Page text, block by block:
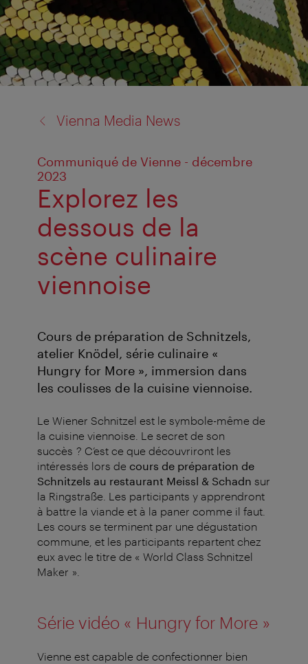
Vienna Media News
Communiqué de Vienne - décembre
2023
Explorez les
dessous de la
scène culinaire
viennoise
Cours de préparation de Schnitzels,
atelier Knödel, série culinaire «
Hungry for More », immersion dans
les coulisses de la cuisine viennoise.
Le Wiener Schnitzel est le symbole-même de
la cuisine viennoise. Le secret de son
succès ? C’est ce que découvriront les
intéressés lors de cours de préparation de
Schnitzels au restaurant Meissl & Schadn sur
la Ringstraße. Les participants y apprendront
à battre la viande et à la paner comme il faut.
Les cours se terminent par une dégustation
commune, et les participants repartent chez
eux avec le titre de « World Class Schnitzel
Maker ».
Série vidéo « Hungry for More »
Vienne est capable de confectionner bien